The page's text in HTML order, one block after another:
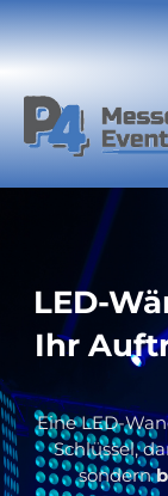
LED-
Ihr
Eine LED-
Schlüssel,
sondern